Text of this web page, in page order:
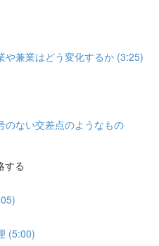
や兼業はどう変化するか (3:25)
のない交差点のようなもの
する
(5:00)